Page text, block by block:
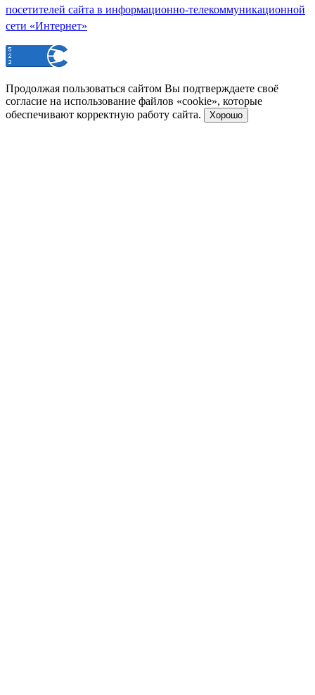
посетителей сайта в информационно-телекоммуникационной
сети «Интернет»
Продолжая пользоваться сайтом Вы подтверждаете своё
согласие на использование файлов «cookie», которые
обеспечивают корректную работу сайта.
Хорошо